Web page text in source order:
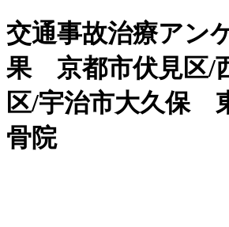
交通事故治療アン
果 京都市伏見区/
区/宇治市大久保
骨院